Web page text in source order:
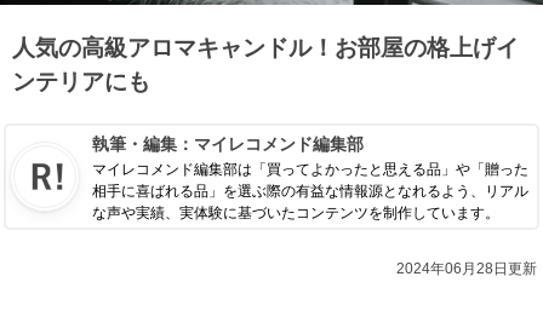
人気の高級アロマキャンドル！お部屋の格上げイ
ンテリアにも
執筆・編集： マイレコメンド編集部
マイレコメンド編集部は「買ってよかったと思える品」や「贈った
相手に喜ばれる品」を選ぶ際の有益な情報源となれるよう、リアル
な声や実績、実体験に基づいたコンテンツを制作しています。
2024年06月28日更新